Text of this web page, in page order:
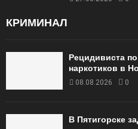
КРИМИНАЛ
Рецидивиста
наркотиков в
08.08.2026 0
В Пятигорске